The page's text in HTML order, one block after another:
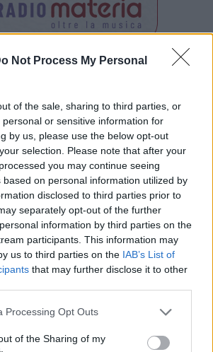
Not Process My Personal
of the sale, sharing to third parties, or
or sensitive information for
by us, please use the below opt-out
selection. Please note that after your
you may continue seeing
based on personal information utilized by
disclosed to third parties prior to
separately opt-out of the further
information by third parties on the
participants. This information may
us to third parties on the IAB’s List of
that may further disclose it to other
Processing Opt Outs
of the Sharing of my
Tutti gli eventi
agostoa Materia
Confalonieri, 5 - Castronno
2025 saronno
elezioni 2025 saronno
2025
francesco licata
POLITICA